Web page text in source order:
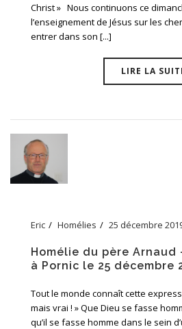
Christ » Nous continuons ce
l’enseignement de Jésus sur les
entrer dans son [...]
LIRE LA
Eric Homélies 25 décembre
Homélie du père Arnaud
à Pornic le 25 décembre
Tout le monde connaît cette
mais vrai ! » Que Dieu se fasse
qu’il se fasse homme dans le sein